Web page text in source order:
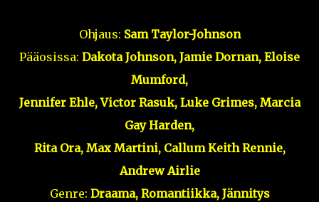
Ohjaus: Sam Taylor-Johnson
Pääosissa: Dakota Johnson, Jamie Dornan, Eloise
Mumford,
Jennifer Ehle, Victor Rasuk, Luke Grimes, Marcia
Gay Harden,
Rita Ora, Max Martini, Callum Keith Rennie,
Andrew Airlie
Genre: Draama, Romantiikka, Jännitys